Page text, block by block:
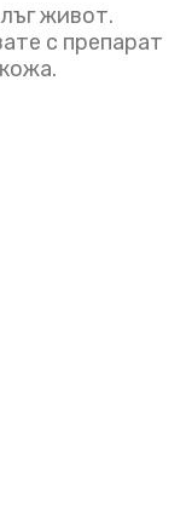
живот.
с препарат